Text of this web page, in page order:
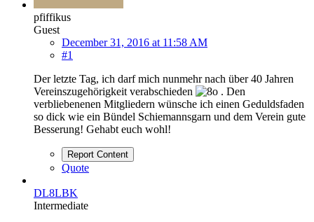
pfiffikus
Guest
December 31, 2016 at 11:58 AM
#1
Der letzte Tag, ich darf mich nunmehr nach über 40 Jahren
Vereinszugehörigkeit verabschieden
. Den
verbliebenenen Mitgliedern wünsche ich einen Geduldsfaden
so dick wie ein Bündel Schiemannsgarn und dem Verein gute
Besserung! Gehabt euch wohl!
Report Content
Quote
DL8LBK
Intermediate